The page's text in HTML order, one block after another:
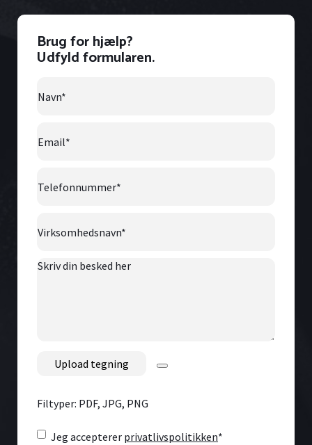
Brug for hjælp?
Udfyld formularen.
Skriv
Filtyper: PDF, JPG, PNG
Consent*
Jeg accepterer privatlivspolitikken*